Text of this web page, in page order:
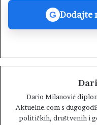
G Dodajte
Dario Milanović
Aktuelne.com s
političkih, društvenih i